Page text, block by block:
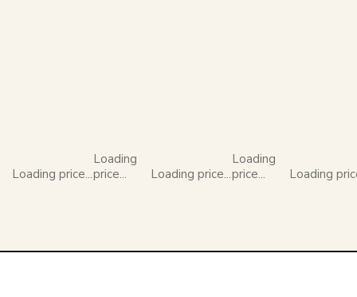
Loading price...
Loading
price...
Loading price...
Loading
price...
Loading